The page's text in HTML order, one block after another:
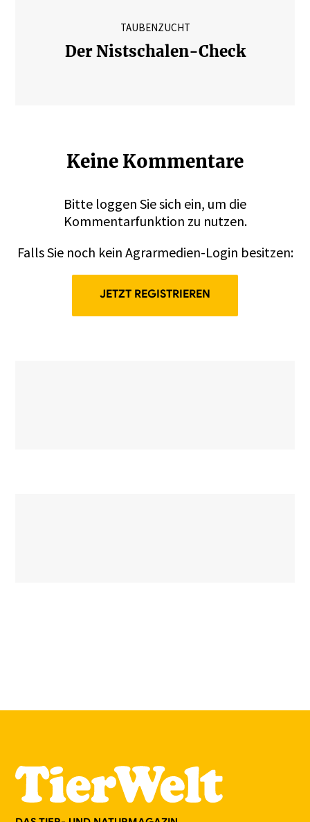
TAUBENZUCHT
Der Nistschalen-Check
Keine Kommentare
Bitte loggen Sie sich ein, um die
Kommentarfunktion zu nutzen.
Falls Sie noch kein Agrarmedien-Login besitzen:
JETZT REGISTRIEREN